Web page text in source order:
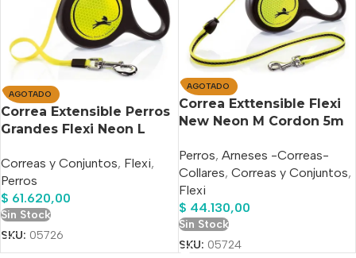
AGOTADO
Correa Extensible Perros
Grandes Flexi Neon L
Correas y Conjuntos, Flexi,
Perros
$ 61.620,00
Sin Stock
SKU: 05726
AGOTADO
Correa Exttensible Flexi
New Neon M Cordon 5m
Perros, Arneses -Correas-
Collares, Correas y Conjuntos,
Flexi
$ 44.130,00
Sin Stock
SKU: 05724